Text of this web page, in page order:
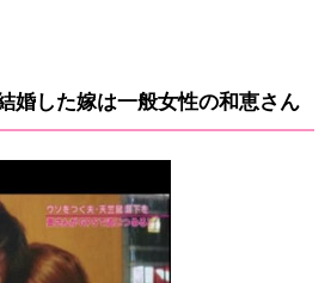
婚した嫁は一般女性の和恵さん